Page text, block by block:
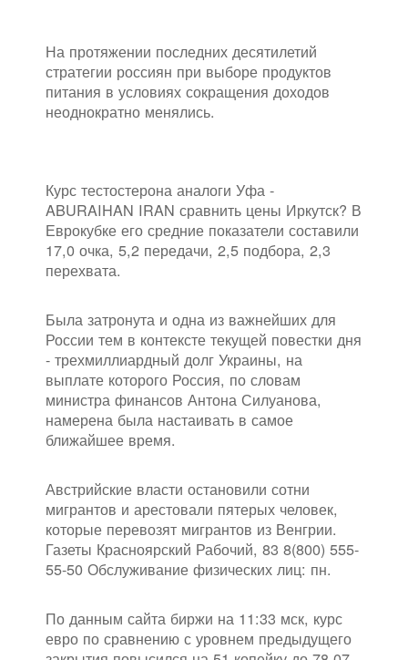
На протяжении последних десятилетий
стратегии россиян при выборе продуктов
питания в условиях сокращения доходов
неоднократно менялись.
Курс тестостерона аналоги Уфа -
ABURAIHAN IRAN сравнить цены Иркутск? В
Еврокубке его средние показатели составили
17,0 очка, 5,2 передачи, 2,5 подбора, 2,3
перехвата.
Была затронута и одна из важнейших для
России тем в контексте текущей повестки дня
- трехмиллиардный долг Украины, на
выплате которого Россия, по словам
министра финансов Антона Силуанова,
намерена была настаивать в самое
ближайшее время.
Австрийские власти остановили сотни
мигрантов и арестовали пятерых человек,
которые перевозят мигрантов из Венгрии.
Газеты Красноярский Рабочий, 83 8(800) 555-
55-50 Обслуживание физических лиц: пн.
По данным сайта биржи на 11:33 мск, курс
евро по сравнению с уровнем предыдущего